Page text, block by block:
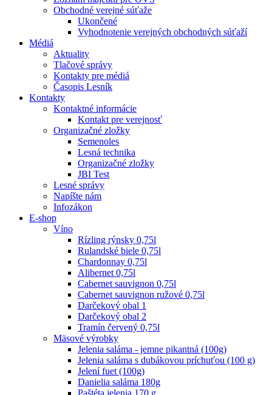
Obchodné verejné súťaže
Ukončené
Vyhodnotenie verejných obchodných súťaží
Médiá
Aktuality
Tlačové správy
Kontakty pre médiá
Časopis Lesník
Kontakty
Kontaktné informácie
Kontakt pre verejnosť
Organizačné zložky
Semenoles
Lesná technika
Organizačné zložky
JBI Test
Lesné správy
Napíšte nám
Infozákon
E-shop
Víno
Rízling rýnsky 0,75l
Rulandské biele 0,75l
Chardonnay 0,75l
Alibernet 0,75l
Cabernet sauvignon 0,75l
Cabernet sauvignon ružové 0,75l
Darčekový obal 1
Darčekový obal 2
Tramín červený 0,75l
Mäsové výrobky
Jelenia saláma - jemne pikantná (100g)
Jelenia saláma s dubákovou príchuťou (100 g)
Jelení fuet (100g)
Danielia saláma 180g
Paštéta jelenia 170 g